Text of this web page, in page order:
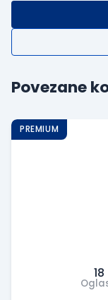
Povezane
18
PREMIUM